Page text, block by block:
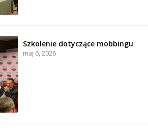
Szkolenie dotyczące mobbingu
maj 6, 2026